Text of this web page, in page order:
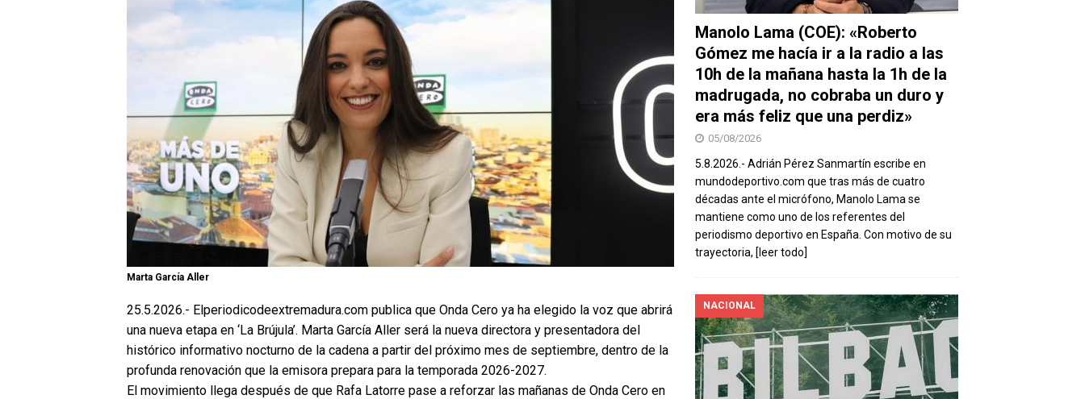
Marta García Aller
25.5.2026.- Elperiodicodeextremadura.com publica que Onda Cero ya ha elegido la voz que abrirá
una nueva etapa en ‘La Brújula’. Marta García Aller será la nueva directora y presentadora del
histórico informativo nocturno de la cadena a partir del próximo mes de septiembre, dentro de la
profunda renovación que la emisora prepara para la temporada 2026-2027.
El movimiento llega después de que Rafa Latorre pase a reforzar las mañanas de Onda Cero en
Manolo Lama (COE): «Roberto
Gómez me hacía ir a la radio a las
10h de la mañana hasta la 1h de la
madrugada, no cobraba un duro y
era más feliz que una perdiz»
05/08/2026
5.8.2026.- Adrián Pérez Sanmartín escribe en
mundodeportivo.com que tras más de cuatro
décadas ante el micrófono, Manolo Lama se
mantiene como uno de los referentes del
periodismo deportivo en España. Con motivo de su
trayectoria, [leer todo]
NACIONAL